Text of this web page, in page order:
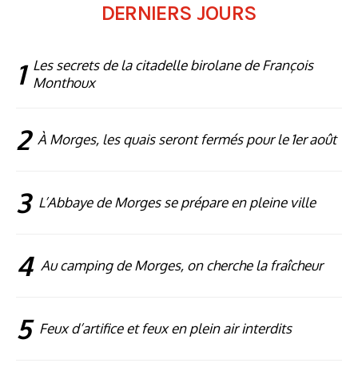
DERNIERS JOURS
1 Les secrets de la citadelle birolane de François
Monthoux
2 À Morges, les quais seront fermés pour le 1er août
3 L’Abbaye de Morges se prépare en pleine ville
4 Au camping de Morges, on cherche la fraîcheur
5 Feux d’artifice et feux en plein air interdits